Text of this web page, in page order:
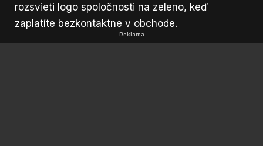
rozsvieti logo spoločnosti na zeleno, keď
zaplatíte bezkontaktne v obchode.
- Reklama -